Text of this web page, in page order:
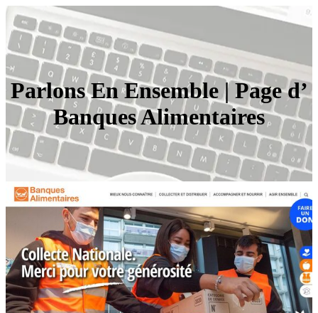
Parlons En Ensemble | Page d’
Banques Alimen­tai­res